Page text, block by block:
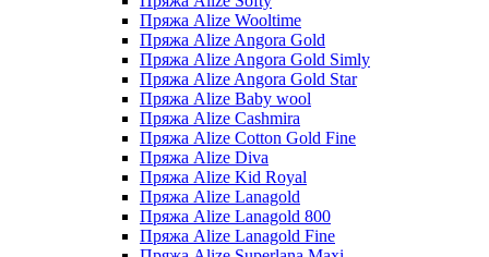
Пряжа Alize Wooltime
Пряжа Alize Angora Gold
Пряжа Alize Angora Gold Simly
Пряжа Alize Angora Gold Star
Пряжа Alize Baby wool
Пряжа Alize Cashmira
Пряжа Alize Cotton Gold Fine
Пряжа Alize Diva
Пряжа Alize Kid Royal
Пряжа Alize Lanagold
Пряжа Alize Lanagold 800
Пряжа Alize Lanagold Fine